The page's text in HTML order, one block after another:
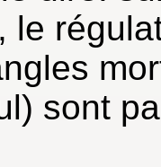
le
sont